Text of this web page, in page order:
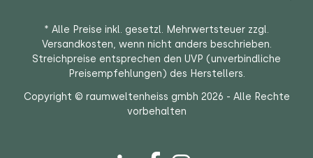
* Alle Preise inkl. gesetzl. Mehrwertsteuer zzgl.
Versandkosten, wenn nicht anders beschrieben.
Streichpreise entsprechen den UVP (unverbindliche
Preisempfehlungen) des Herstellers.
Copyright © raumweltenheiss gmbh 2026 - Alle Rechte
vorbehalten